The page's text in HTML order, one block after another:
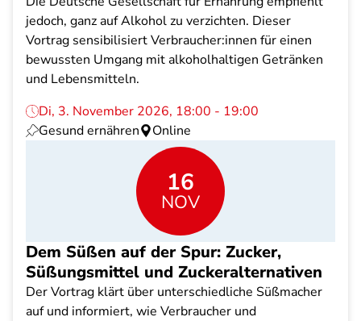
jedoch, ganz auf Alkohol zu verzichten. Dieser
Vortrag sensibilisiert Verbraucher:innen für einen
bewussten Umgang mit alkoholhaltigen Getränken
und Lebensmitteln.
Di, 3. November 2026, 18:00 - 19:00
Gesund ernähren
Online
16
NOV
Dem Süßen auf der Spur: Zucker,
Süßungsmittel und Zuckeralternativen
Der Vortrag klärt über unterschiedliche Süßmacher
auf und informiert, wie Verbraucher und